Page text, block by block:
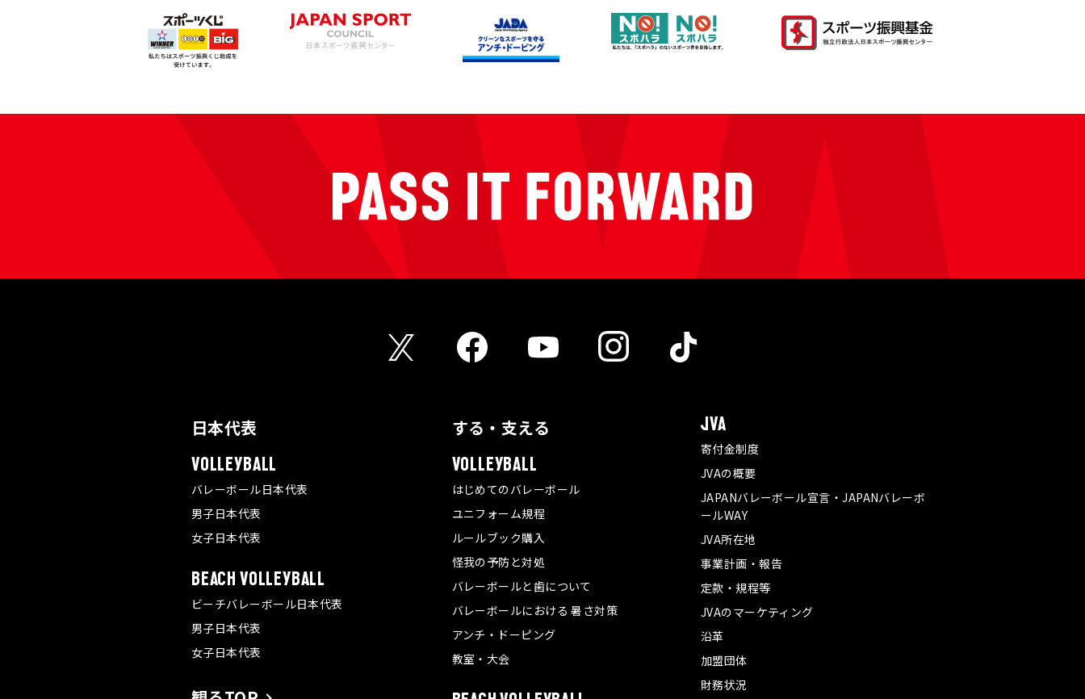
日本代表
VOLLEYBALL
バレーボール日本代表
男子日本代表
女子日本代表
BEACH VOLLEYBALL
ビーチバレーボール日本代表
男子日本代表
女子日本代表
する・支える
VOLLEYBALL
はじめてのバレーボール
ユニフォーム規程
ルールブック購入
怪我の予防と対処
バレーボールと歯について
バレーボールにおける 暑さ対策
アンチ・ドーピング
教室・大会
JVA
寄付金制度
JVAの概要
JAPANバレーボール宣言・JAPANバレーボ
ールWAY
JVA所在地
事業計画・報告
定款・規程等
JVAのマーケティング
沿革
加盟団体
財務状況